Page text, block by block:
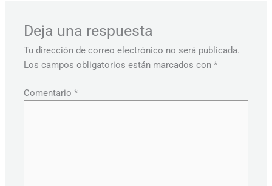
Deja una respuesta
Tu dirección de correo electrónico no será publicada.
Los campos obligatorios están marcados con*
Comentario*